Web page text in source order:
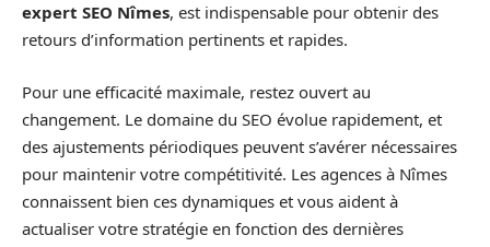
expert SEO Nîmes, est indispensable pour obtenir des
retours d’information pertinents et rapides.
Pour une efficacité maximale, restez ouvert au
changement. Le domaine du SEO évolue rapidement, et
des ajustements périodiques peuvent s’avérer nécessaires
pour maintenir votre compétitivité. Les agences à Nîmes
connaissent bien ces dynamiques et vous aident à
actualiser votre stratégie en fonction des dernières